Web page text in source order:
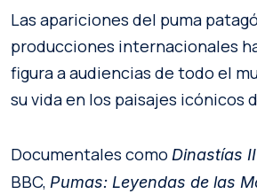
Las apariciones del puma
producciones internacionales
figura a audiencias de todo el
su vida en los paisajes icónicos
Documentales como Dinastías II
BBC, Pumas: Leyendas de las